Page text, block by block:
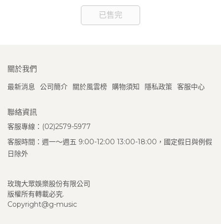
已售完
關於我們
最新消息 公司簡介 關於風雲榜 購物須知 隱私政策 客服中心
聯絡資訊
客服專線：(02)2579-5977
客服時間：週一～週五 9:00-12:00 13:00-18:00，國定假日與例假
日除外
玫瑰大眾娛樂股份有限公司
版權所有轉載必究.
Copyright@g-music